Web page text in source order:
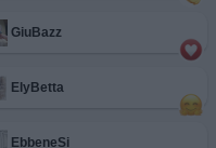
GiuBazz
ElyBetta
EbbeneSi